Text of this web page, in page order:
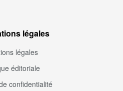
légales
légales
éditoriale
confidentialité